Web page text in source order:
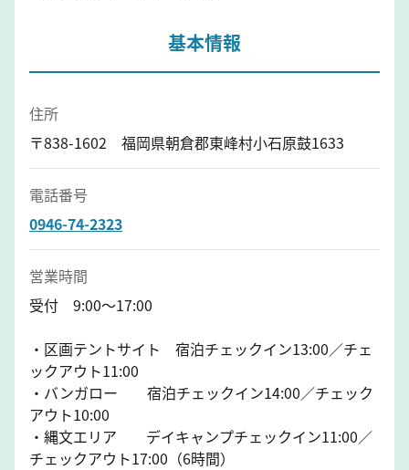
基本情報
住所
〒838-1602 福岡県朝倉郡東峰村小石原鼓1633
電話番号
0946-74-2323
営業時間
受付 9:00～17:00
・区画テントサイト 宿泊チェックイン13:00／チェ
ックアウト11:00
・バンガロー 宿泊チェックイン14:00／チェック
アウト10:00
・縄文エリア デイキャンプチェックイン11:00／
チェックアウト17:00（6時間）